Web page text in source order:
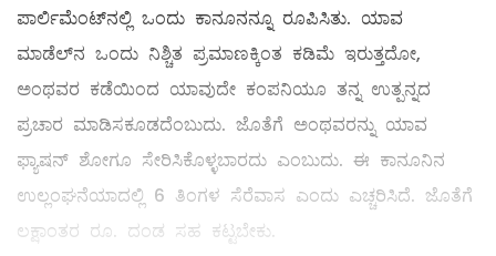
ಪಾರ್ಲಿಮೆಂಟ್‌ನಲ್ಲಿ ಒಂದು ಕಾನೂನನ್ನೂ ರೂಪಿಸಿತು. ಯಾವ
ಮಾಡೆಲ್‌‌ನ ‌ಒಂದು ನಿಶ್ಚಿತ ಪ್ರಮಾಣಕ್ಕಿಂತ ಕಡಿಮೆ ಇರುತ್ತದೋ,
ಅಂಥವರ ಕಡೆಯಿಂದ ಯಾವುದೇ ಕಂಪನಿಯೂ ತನ್ನ ಉತ್ಪನ್ನದ
ಪ್ರಚಾರ ಮಾಡಿಸಕೂಡದೆಂಬುದು. ಜೊತೆಗೆ ಅಂಥವರನ್ನು ಯಾವ
ಫ್ಯಾಷನ್‌ ಶೋಗೂ ಸೇರಿಸಿಕೊಳ್ಳಬಾರದು ಎಂಬುದು. ಈ ಕಾನೂನಿನ
ಉಲ್ಲಂಘನೆಯಾದಲ್ಲಿ 6 ತಿಂಗಳ ಸೆರೆವಾಸ ಎಂದು ಎಚ್ಚರಿಸಿದೆ. ಜೊತೆಗೆ
ಲಕ್ಷಾಂತರ ರೂ. ದಂಡ ಸಹ ಕಟ್ಟಬೇಕು.